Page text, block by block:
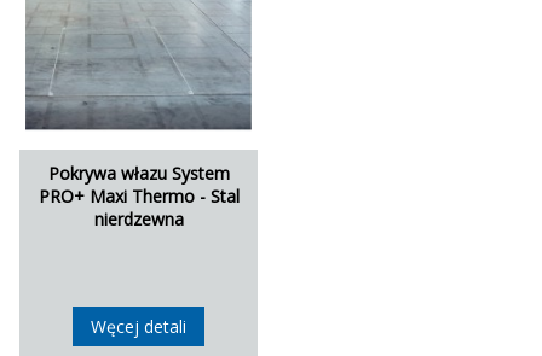
Pokrywa włazu System
PRO+ Maxi Thermo - Stal
nierdzewna
Węcej detali